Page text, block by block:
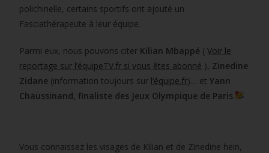
polichinelle, certains sportifs ont ajouté un
Fasciathérapeute à leur équipe.
Parmi eux, nous pouvons citer Kilian Mbappé (Voir le
reportage sur l’équipeTV.fr si vous êtes abonné ), Zinedine
Zidane (information toujours sur l’équipe.fr)… etYann
Chaussinand, finaliste des Jeux Olympique de Paris.
Vous connaissez les visages de Kilian et de Zinedine hein,